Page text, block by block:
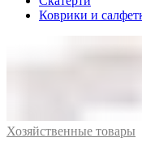
Коврики и
Хозяйственные товары